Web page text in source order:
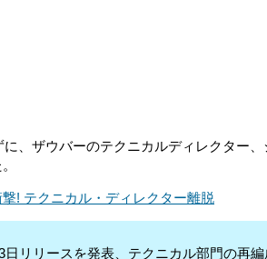
、ザウバーのテクニカルディレクター、
! テクニカル・ディレクター離脱
リリースを発表、テクニカル部門の再編